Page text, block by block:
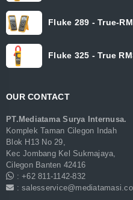
Fluke 289 - True-
Fluke 325 - True
OUR CONTACT
PT.Mediatama Surya Internusa.
Komplek Taman Cilegon Indah
Blok H13 No 29,
Kec Jombang Kel Sukmajaya,
Cilegon Banten 42416
: +62 811-1142-832
: